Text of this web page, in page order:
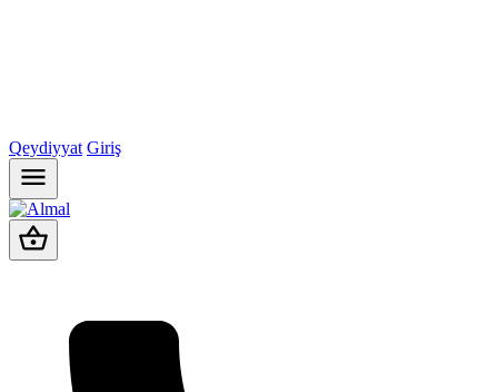
Qeydiyyat Giriş